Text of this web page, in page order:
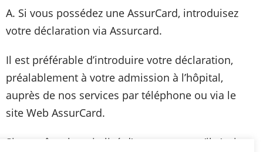
A. Si vous possédez une AssurCard, introduisez
votre déclaration via Assurcard.
Il est préférable d’introduire votre déclaration,
préalablement à votre admission à l’hôpital,
auprès de nos services par téléphone ou via le
site Web AssurCard.
Si vous êtes hospitalisé d’urgence ou qu’il s’agit